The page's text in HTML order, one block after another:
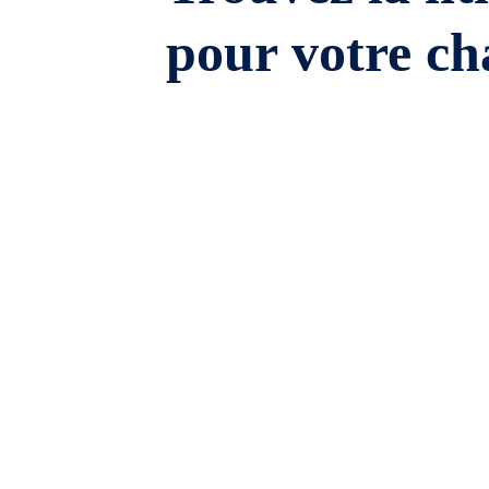
pour votre